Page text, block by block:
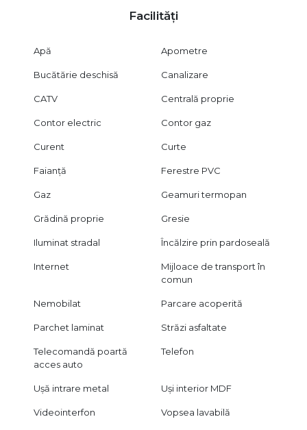
Nu avem informații despre clasa energetică. Certificatul
de vizionare conform art. 2.096-2.102 din Codul Civil.
Facilități
Apă Apometre
Bucătărie deschisă Canalizare
CATV Centrală proprie
Contor electric Contor gaz
Curent Curte
Faianță Ferestre PVC
Gaz Geamuri termopan
Grădină proprie Gresie
Iluminat stradal Încălzire prin pardoseală
Internet
Mijloace de transport în
comun
Nemobilat Parcare acoperită
Parchet laminat Străzi asfaltate
Telecomandă poartă
acces auto
Telefon
Ușă intrare metal Uși interior MDF
Videointerfon Vopsea lavabilă